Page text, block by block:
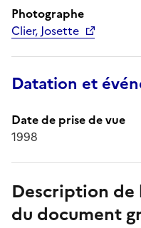
Photographe
Clier, Josette
Datation et
Date de prise de vue
1998
Description
du document